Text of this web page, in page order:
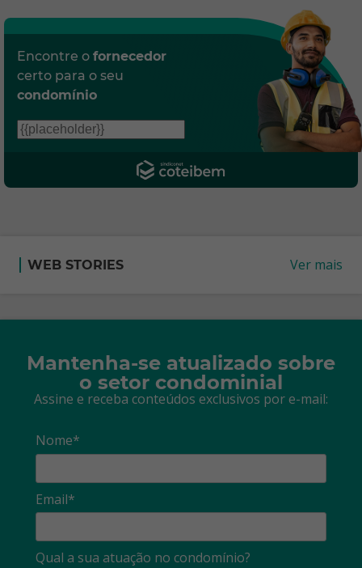
Encontre o fornecedor
certo para o seu
condomínio
WEB STORIES Ver mais
Mantenha-se atualizado sobre
o setor condominial
Assine e receba conteúdos exclusivos por e-mail:
Nome*
Email*
Qual a sua atuação no condomínio?